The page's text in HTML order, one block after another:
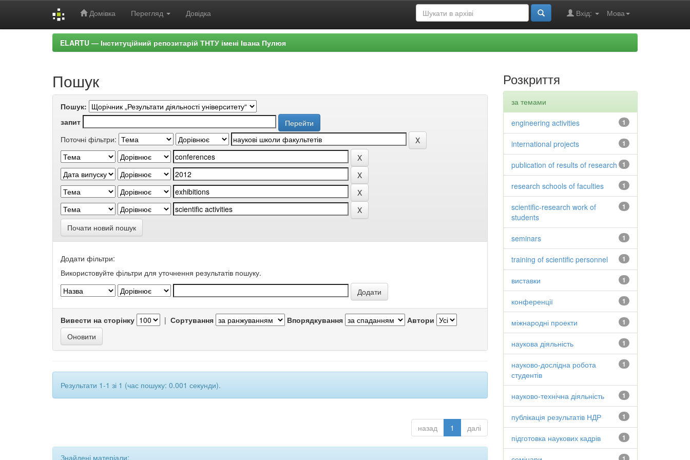
Домівка Перегляд Довідка Мова
Вхід:
ELARTU — Інституційний репозитарій ТНТУ імені Івана Пулюя
Пошук
Пошук:
запит
Поточні фільтри:
Почати новий пошук
Додати фільтри:
Використовуйте фільтри для уточнення результатів пошуку.
Вивести на сторінку | Сортування Впорядкування Автори
Результати 1-1 зі 1 (час пошуку: 0.001 секунди).
назад 1 далі
Знайдені матеріали:
Розкриття
за темами
1
engineering activities
1
international projects
1
publication of results of research
1
research schools of faculties
1
scientific-research work of
students
1
seminars
1
training of scientific personnel
1
виставки
1
конференції
1
міжнародні проекти
1
наукова діяльність
1
науково-дослідна робота
студентів
1
науково-технічна діяльність
1
публікація результатів НДР
1
підготовка наукових кадрів